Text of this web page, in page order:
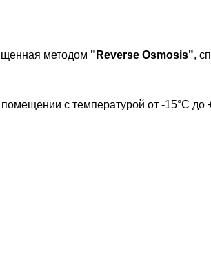
методом "Reverse Osmosis",
с температурой от -15°С до